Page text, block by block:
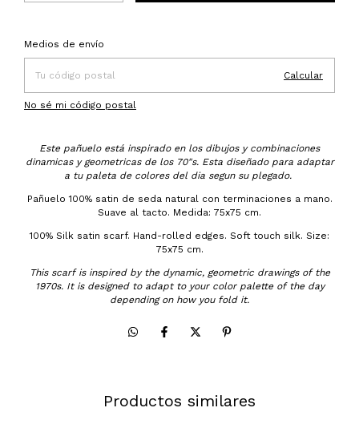
Entregas para el CP:
Medios de envío
Calcular
No sé mi código postal
Este pañuelo está inspirado en los dibujos y combinaciones
dinamicas y geometricas de los 70"s. Esta diseñado para adaptar
a tu paleta de colores del dia segun su plegado.
Pañuelo 100% satin de seda natural con terminaciones a mano.
Suave al tacto. Medida: 75x75 cm.
100% Silk satin scarf. Hand-rolled edges. Soft touch silk. Size:
75x75 cm.
This scarf is inspired by the dynamic, geometric drawings of the
1970s. It is designed to adapt to your color palette of the day
depending on how you fold it.
Productos similares